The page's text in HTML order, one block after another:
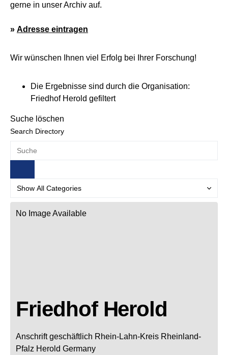
gerne in unser Archiv auf.
» Adresse eintragen
Wir wünschen Ihnen viel Erfolg bei Ihrer Forschung!
Die Ergebnisse sind durch die Organisation:
Friedhof Herold gefiltert
Suche löschen
Search Directory
No Image Available
Friedhof Herold
Anschrift geschäftlich Rhein-Lahn-Kreis Rheinland-
Pfalz Herold Germany